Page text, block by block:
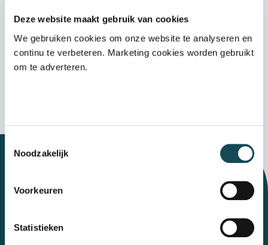
Deze website maakt gebruik van cookies
We gebruiken cookies om onze website te analyseren en
continu te verbeteren. Marketing cookies worden gebruikt
om te adverteren.
Noodzakelijk
Voorkeuren
Statistieken
Door op “verzenden” te klikken accepteert u
hetprivacybeleid
Let's talk